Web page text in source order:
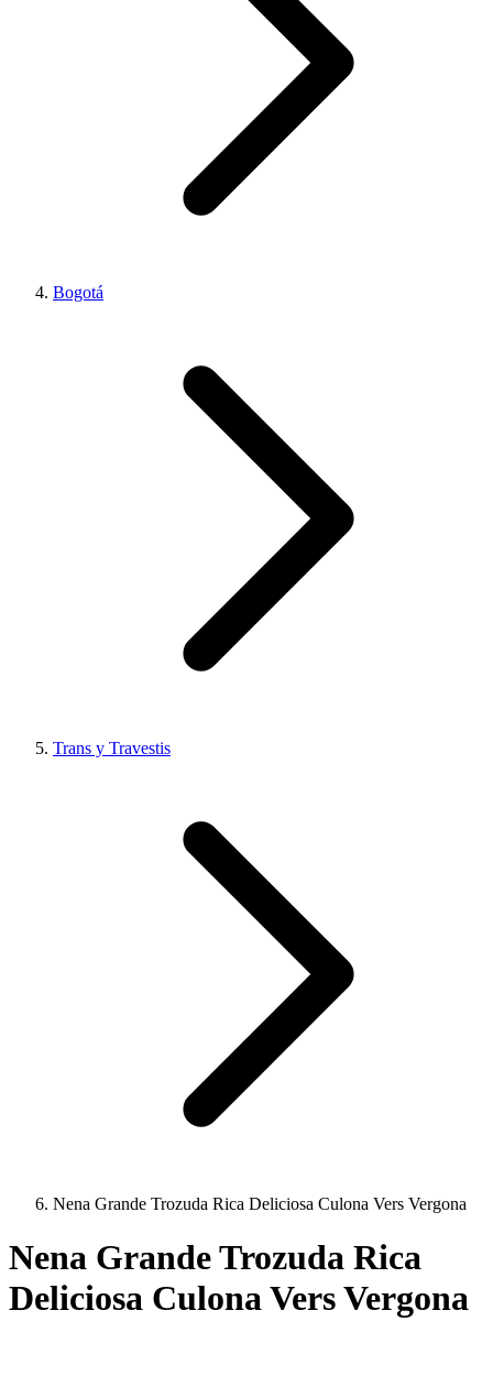
Bogotá
Trans y Travestis
Nena Grande Trozuda Rica Deliciosa Culona Vers Vergona
Nena Grande Trozuda Rica
Deliciosa Culona Vers Vergona